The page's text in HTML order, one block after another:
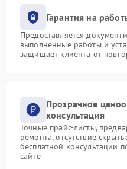
Гарантия на
Предоставляется
выполненные работы и
защищает клиента от
Прозрачное
консультация
Точные прайс-листы,
ремонта, отсутствие
бесплатной консультации
сайте